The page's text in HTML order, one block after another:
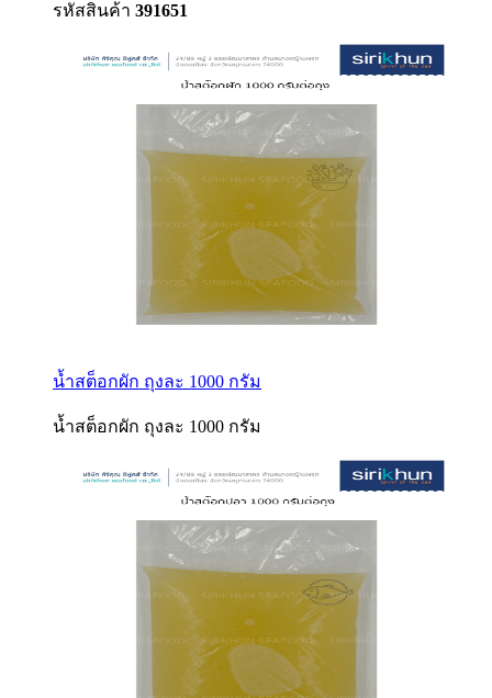
รหัสสินค้า 391651
น้ำสต็อกผัก ถุงละ 1000 กรัม
น้ำสต็อกผัก ถุงละ 1000 กรัม